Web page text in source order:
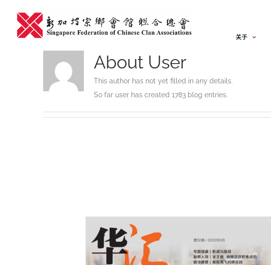
content
关于
About User
This author has not yet filled in any details.
So far user has created 1783 blog entries.